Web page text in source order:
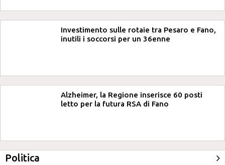
Investimento sulle rotaie tra Pesaro e Fano,
inutili i soccorsi per un 36enne
Alzheimer, la Regione inserisce 60 posti
letto per la futura RSA di Fano
Politica